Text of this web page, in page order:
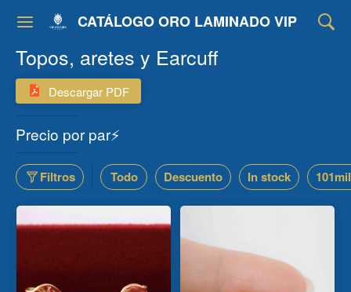
CATÁLOGO ORO LAMINADO VIP
Topos, aretes y Earcuff
Descargar PDF
Precio por par⚡
Filtros Todo Descuento In stock